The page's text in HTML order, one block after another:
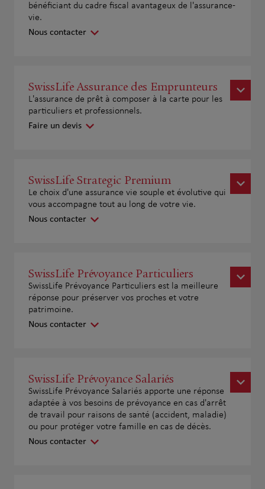
bénéficiant du cadre fiscal avantageux de l'assurance-
vie.
Nous contacter
SwissLife Assurance des Emprunteurs
L'assurance de prêt à composer à la carte pour les
particuliers et professionnels.
Faire un devis
SwissLife Strategic Premium
Le choix d'une assurance vie souple et évolutive qui
vous accompagne tout au long de votre vie.
Nous contacter
SwissLife Prévoyance Particuliers
SwissLife Prévoyance Particuliers est la meilleure
réponse pour préserver vos proches et votre
patrimoine.
Nous contacter
SwissLife Prévoyance Salariés
SwissLife Prévoyance Salariés apporte une réponse
adaptée à vos besoins de prévoyance en cas d'arrêt
de travail pour raisons de santé (accident, maladie)
ou pour protéger votre famille en cas de décès.
Nous contacter